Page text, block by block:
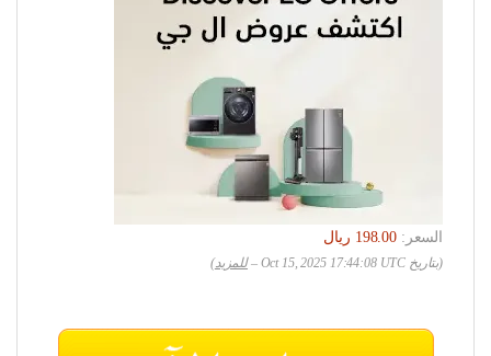
السعر:
‏198.00 ريال
(بتاريخ Oct 15, 2025 17:44:08 UTC – للمزيد)